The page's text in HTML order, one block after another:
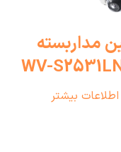
مداربسته
اطلاعات بیشتر